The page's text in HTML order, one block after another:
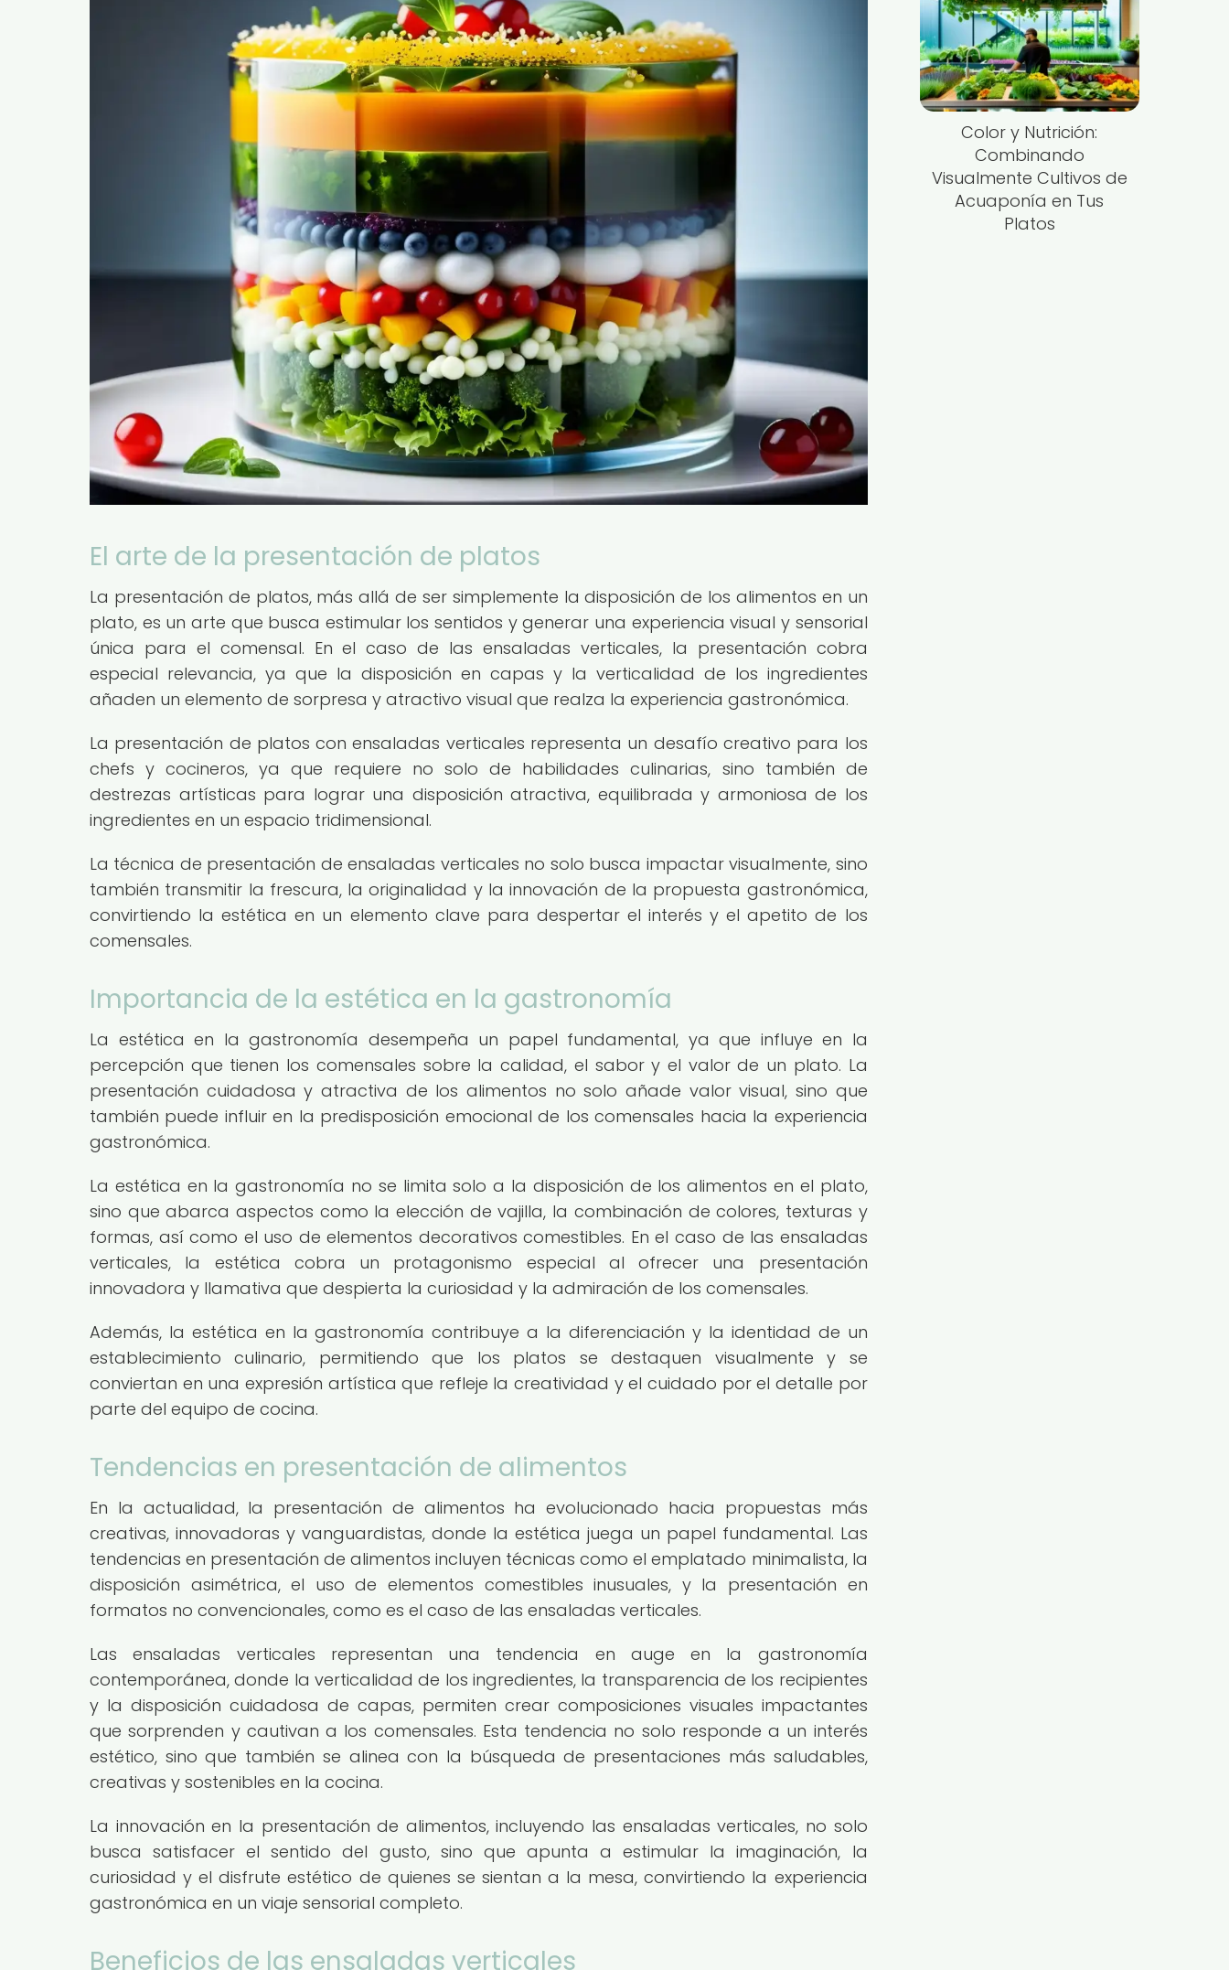
El arte de la presentación de platos
La presentación de platos, más allá de ser simplemente la disposición de los alimentos en un
plato, es un arte que busca estimular los sentidos y generar una experiencia visual y sensorial
única para el comensal. En el caso de las ensaladas verticales, la presentación cobra
especial relevancia, ya que la disposición en capas y la verticalidad de los ingredientes
añaden un elemento de sorpresa y atractivo visual que realza la experiencia gastronómica.
La presentación de platos con ensaladas verticales representa un desafío creativo para los
chefs y cocineros, ya que requiere no solo de habilidades culinarias, sino también de
destrezas artísticas para lograr una disposición atractiva, equilibrada y armoniosa de los
ingredientes en un espacio tridimensional.
La técnica de presentación de ensaladas verticales no solo busca impactar visualmente, sino
también transmitir la frescura, la originalidad y la innovación de la propuesta gastronómica,
convirtiendo la estética en un elemento clave para despertar el interés y el apetito de los
comensales.
Importancia de la estética en la gastronomía
La estética en la gastronomía desempeña un papel fundamental, ya que influye en la
percepción que tienen los comensales sobre la calidad, el sabor y el valor de un plato. La
presentación cuidadosa y atractiva de los alimentos no solo añade valor visual, sino que
también puede influir en la predisposición emocional de los comensales hacia la experiencia
gastronómica.
La estética en la gastronomía no se limita solo a la disposición de los alimentos en el plato,
sino que abarca aspectos como la elección de vajilla, la combinación de colores, texturas y
formas, así como el uso de elementos decorativos comestibles. En el caso de las ensaladas
verticales, la estética cobra un protagonismo especial al ofrecer una presentación
innovadora y llamativa que despierta la curiosidad y la admiración de los comensales.
Además, la estética en la gastronomía contribuye a la diferenciación y la identidad de un
establecimiento culinario, permitiendo que los platos se destaquen visualmente y se
conviertan en una expresión artística que refleje la creatividad y el cuidado por el detalle por
parte del equipo de cocina.
Tendencias en presentación de alimentos
En la actualidad, la presentación de alimentos ha evolucionado hacia propuestas más
creativas, innovadoras y vanguardistas, donde la estética juega un papel fundamental. Las
tendencias en presentación de alimentos incluyen técnicas como el emplatado minimalista, la
disposición asimétrica, el uso de elementos comestibles inusuales, y la presentación en
formatos no convencionales, como es el caso de las ensaladas verticales.
Las ensaladas verticales representan una tendencia en auge en la gastronomía
contemporánea, donde la verticalidad de los ingredientes, la transparencia de los recipientes
y la disposición cuidadosa de capas, permiten crear composiciones visuales impactantes
que sorprenden y cautivan a los comensales. Esta tendencia no solo responde a un interés
estético, sino que también se alinea con la búsqueda de presentaciones más saludables,
creativas y sostenibles en la cocina.
La innovación en la presentación de alimentos, incluyendo las ensaladas verticales, no solo
busca satisfacer el sentido del gusto, sino que apunta a estimular la imaginación, la
curiosidad y el disfrute estético de quienes se sientan a la mesa, convirtiendo la experiencia
gastronómica en un viaje sensorial completo.
Beneficios de las ensaladas verticales
Color y Nutrición:
Combinando
Visualmente Cultivos de
Acuaponía en Tus
Platos